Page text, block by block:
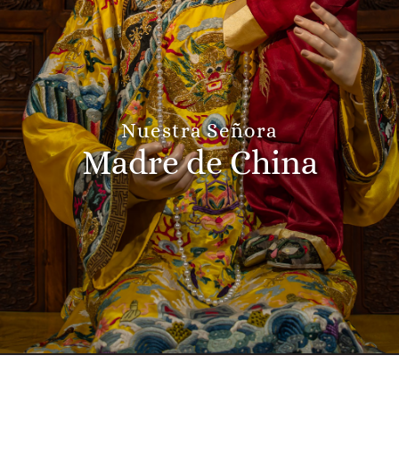
Nuestra Señora
Madre de China